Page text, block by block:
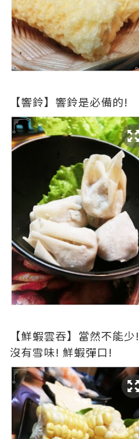
【響鈴】響鈴是必備的!
【鮮蝦雲吞】當然不能少!
沒有雪味! 鮮蝦彈口!